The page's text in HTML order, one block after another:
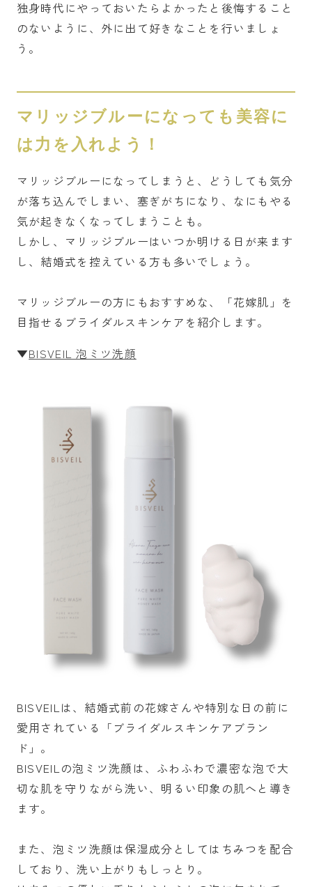
独身時代にやっておいたらよかったと後悔すること
のないように、外に出て好きなことを行いましょ
う。
マリッジブルーになっても美容に
は力を入れよう！
マリッジブルーになってしまうと、どうしても気分
が落ち込んでしまい、塞ぎがちになり、なにもやる
気が起きなくなってしまうことも。
しかし、マリッジブルーはいつか明ける日が来ます
し、結婚式を控えている方も多いでしょう。
マリッジブルーの方にもおすすめな、「花嫁肌」を
目指せるブライダルスキンケアを紹介します。
▼BISVEIL 泡ミツ洗顔
BISVEILは、結婚式前の花嫁さんや特別な日の前に
愛用されている「ブライダルスキンケアブラン
ド」。
BISVEILの泡ミツ洗顔は、ふわふわで濃密な泡で大
切な肌を守りながら洗い、明るい印象の肌へと導き
ます。
また、泡ミツ洗顔は保湿成分としてはちみつを配合
しており、洗い上がりもしっとり。